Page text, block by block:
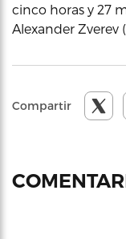
cinco horas y 27
Alexander Zverev
Compartir